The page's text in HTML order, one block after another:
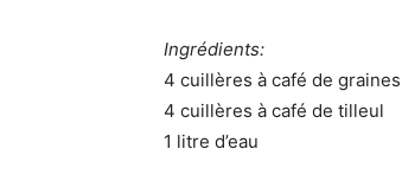
Ingrédients:
4 cuillères à café de
4 cuillères à café de tilleul
1 litre d’eau